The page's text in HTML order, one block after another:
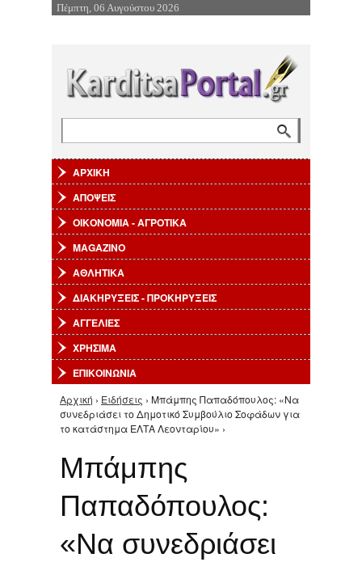
Επιστροφή στην Πλοήγηση
Πέμπτη, 06 Αυγούστου 2026
ΑΡΧΙΚΗ
ΑΠΟΨΕΙΣ
ΟΙΚΟΝΟΜΙΑ - ΑΓΡΟΤΙΚΑ
MAGAZINO
ΑΘΛΗΤΙΚΑ
ΔΙΑΚΗΡΥΞΕΙΣ - ΠΡΟΚΗΡΥΞΕΙΣ
ΑΓΓΕΛΙΕΣ
ΧΡΗΣΙΜΑ
ΕΠΙΚΟΙΝΩΝΙΑ
Είστε εδώ
Αρχική › Ειδήσεις › Μπάμπης Παπαδόπουλος: «Να
συνεδριάσει το Δημοτικό Συμβούλιο Σοφάδων για
το κατάστημα ΕΛΤΑ Λεονταρίου» ›
Μπάμπης
Παπαδόπουλος:
«Να συνεδριάσει